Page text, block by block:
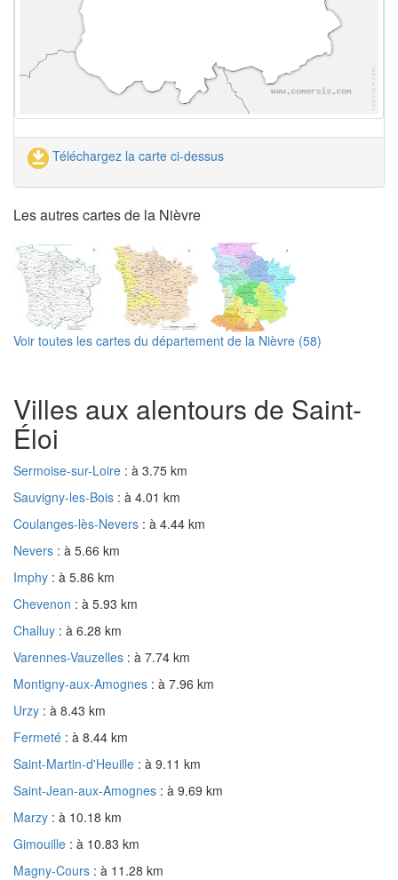
Téléchargez la carte ci-dessus
Les autres cartes de la Nièvre
Voir toutes les cartes du département de la Nièvre (58)
Villes aux alentours de Saint-
Éloi
Sermoise-sur-Loire : à 3.75 km
Sauvigny-les-Bois : à 4.01 km
Coulanges-lès-Nevers : à 4.44 km
Nevers : à 5.66 km
Imphy : à 5.86 km
Chevenon : à 5.93 km
Challuy : à 6.28 km
Varennes-Vauzelles : à 7.74 km
Montigny-aux-Amognes : à 7.96 km
Urzy : à 8.43 km
Fermeté : à 8.44 km
Saint-Martin-d'Heuille : à 9.11 km
Saint-Jean-aux-Amognes : à 9.69 km
Marzy : à 10.18 km
Gimouille : à 10.83 km
Magny-Cours : à 11.28 km